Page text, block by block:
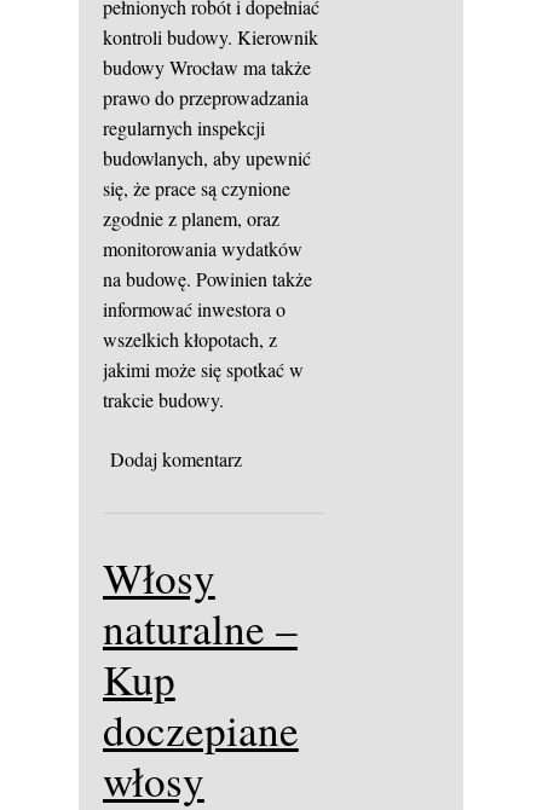
pełnionych robót i dopełniać
kontroli budowy. Kierownik
budowy Wrocław ma także
prawo do przeprowadzania
regularnych inspekcji
budowlanych, aby upewnić
się, że prace są czynione
zgodnie z planem, oraz
monitorowania wydatków
na budowę. Powinien także
informować inwestora o
wszelkich kłopotach, z
jakimi może się spotkać w
trakcie budowy.
Dodaj komentarz
Włosy
naturalne –
Kup
doczepiane
włosy